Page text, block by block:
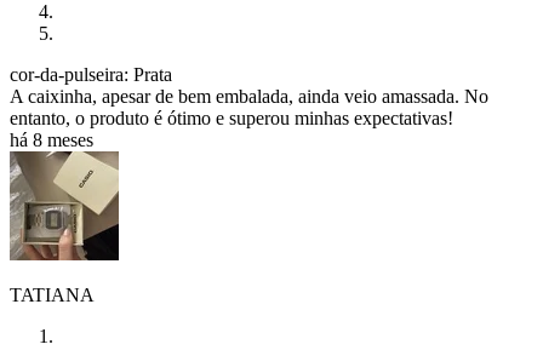
cor-da-pulseira: Prata
A caixinha, apesar de bem embalada, ainda veio amassada. No
entanto, o produto é ótimo e superou minhas expectativas!
há 8 meses
TATIANA